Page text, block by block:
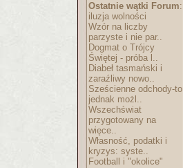
Ostatnie wątki Forum:
iluzja wolności
Wzór na liczby
parzyste i nie par..
Dogmat o Trójcy
Świętej - próba l..
Diabeł tasmański i
zaraźliwy nowo..
Sześcienne odchody-to
jednak możl..
Wszechświat
przygotowany na
więce..
Własność, podatki i
kryzys: syste..
Football i "okolice"